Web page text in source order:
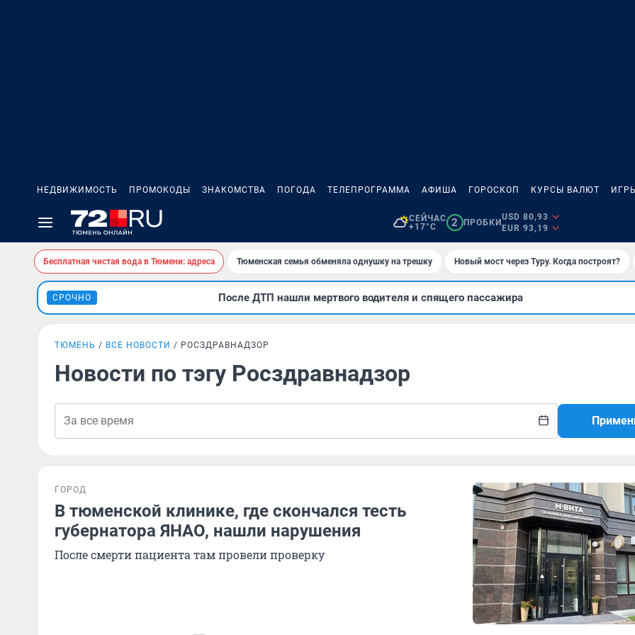
НЕДВИЖИМОСТЬ ПРОМОКОДЫ ЗНАКОМСТВА ПОГОДА ТЕЛЕПРОГРАММА АФИША ГОРОСКОП КУРСЫ ВАЛЮТ
СЕЙЧАС
+17°C
2 ПРОБКИ
USD 80,93
EUR 93,19
Бесплатная чистая вода в Тюмени: адреса Тюменская семья обменяла однушку на трешку Новый мост через Туру. Когда построят?
СРОЧНО После ДТП нашли мертвого водителя и спящего пассажира
ТЮМЕНЬ ВСЕ НОВОСТИ РОСЗДРАВНАДЗОР
Новости по тэгу Росздравнадзор
ГОРОД
В тюменской клинике, где скончался тесть
губернатора ЯНАО, нашли нарушения
После смерти пациента там провели проверку